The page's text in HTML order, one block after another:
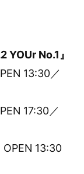
No.1』
13:30／
17:30／
13:30